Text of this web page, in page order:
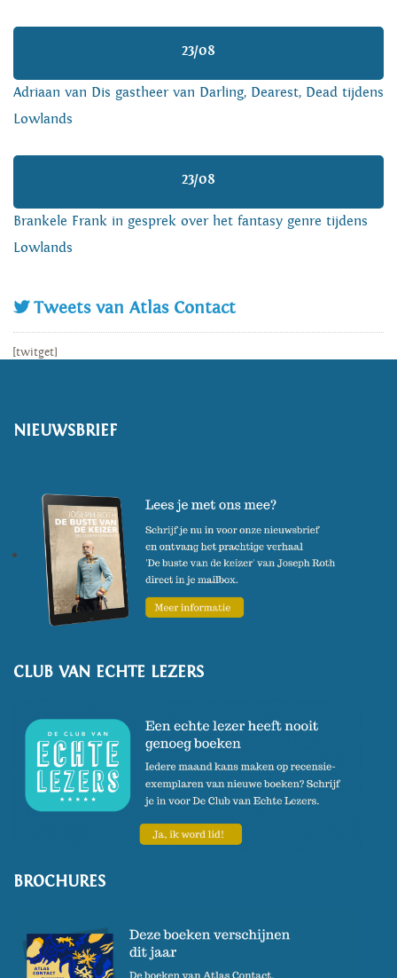
23/08
Adriaan van Dis gastheer van Darling, Dearest, Dead tijdens
Lowlands
23/08
Brankele Frank in gesprek over het fantasy genre tijdens
Lowlands
Tweets van Atlas Contact
[twitget]
NIEUWSBRIEF
CLUB VAN ECHTE LEZERS
BROCHURES